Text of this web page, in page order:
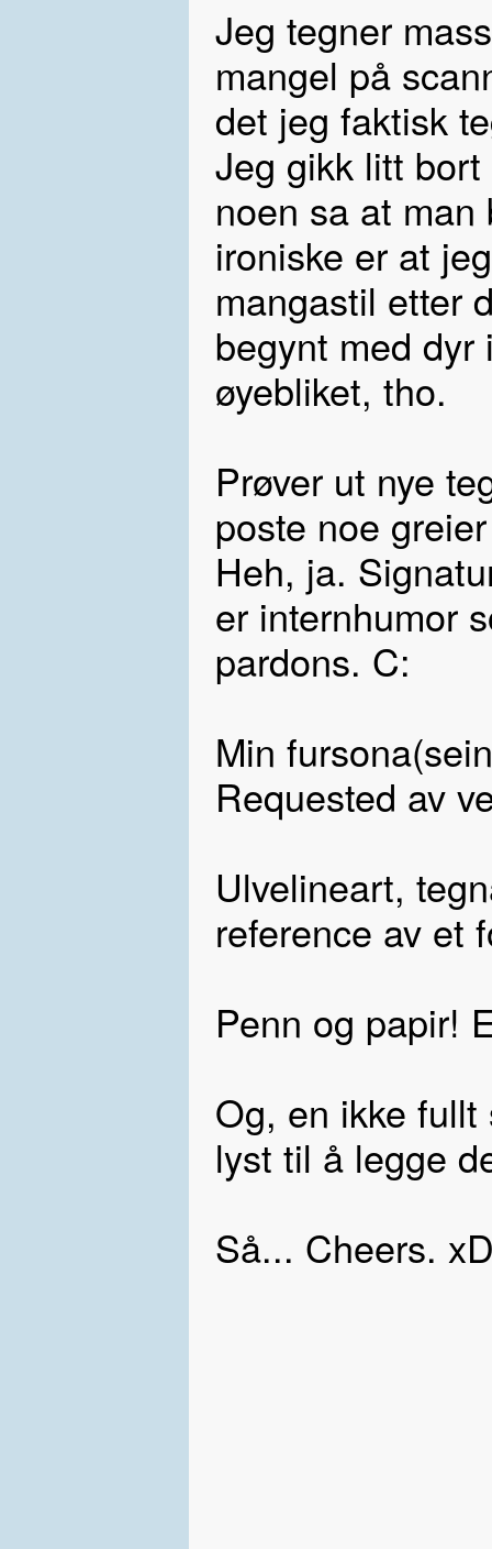
Jeg tegner
mangel på
det jeg faktisk
Jeg gikk litt
noen sa at
ironiske er at
mangastil etter
begynt med
øyebliket, tho.
Prøver ut nye
poste noe
Heh, ja.
er internhumor
pardons. C:
Min
Requested av
Ulvelineart,
reference av et
Penn og papir!
Og, en ikke
lyst til å legge
Så... Cheers.